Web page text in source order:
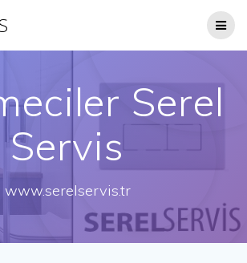
Serel
Servis
www.serelservis.tr